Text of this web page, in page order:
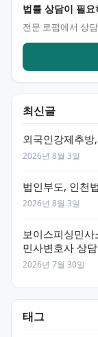
법률 상담이 필
전문 로펌에서 상
최신글
외국인강제추
2026년 8월 3일
법인부도, 인천
2026년 8월 3일
보이스피싱민
민사변호사 상
2026년 7월 30일
태그